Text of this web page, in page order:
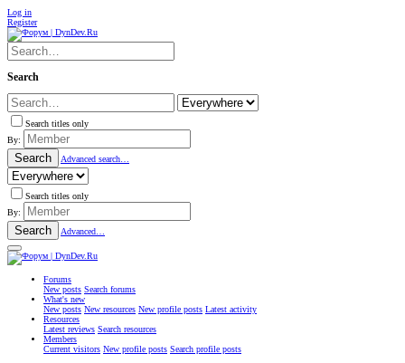
Log in
Register
Search
Search titles only
By:
Search Advanced search…
Search titles only
By:
Search Advanced…
Forums
New posts Search forums
What's new
New posts New resources New profile posts Latest activity
Resources
Latest reviews Search resources
Members
Current visitors New profile posts Search profile posts